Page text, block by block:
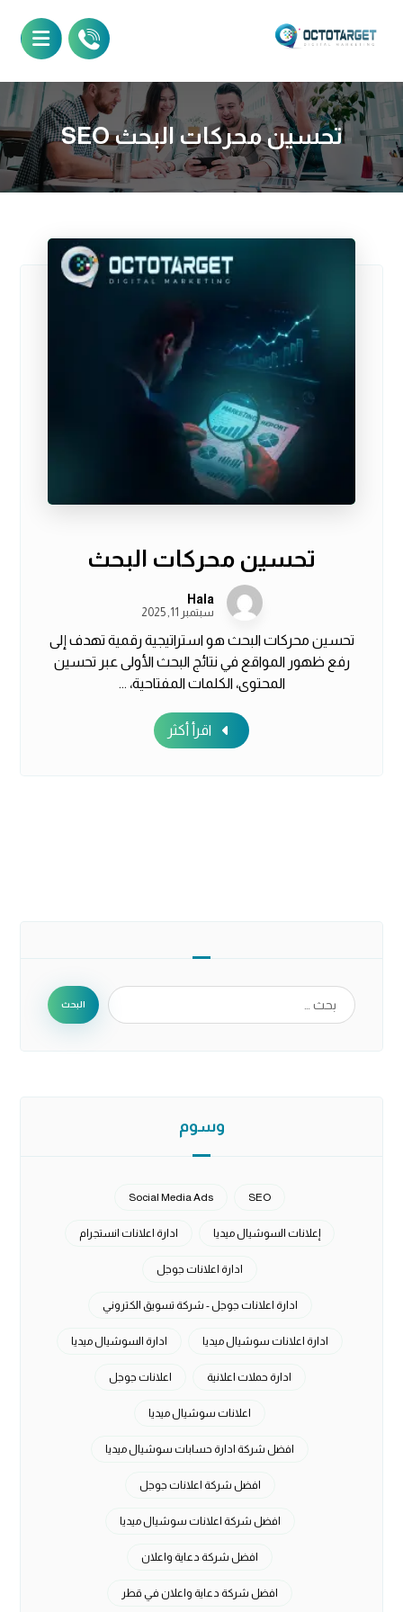
تحسين محركات البحث SEO
تحسين محركات البحث
Hala
سبتمبر 11, 2025
تحسين محركات البحث هو استراتيجية رقمية تهدف إلى
رفع ظهور المواقع في نتائج البحث الأولى عبر تحسين
المحتوى، الكلمات المفتاحية، ...
اقرأ أكثر
البحث
وسوم
SEO
Social Media Ads
إعلانات السوشيال ميديا ادارة اعلانات انستجرام
ادارة اعلانات جوجل
ادارة اعلانات جوجل - شركة تسويق الكتروني
ادارة اعلانات سوشيال ميديا ادارة السوشيال ميديا
ادارة حملات اعلانية اعلانات جوجل
اعلانات سوشيال ميديا
افضل شركة ادارة حسابات سوشيال ميديا
افضل شركة اعلانات جوجل
افضل شركة اعلانات سوشيال ميديا
افضل شركة دعاية واعلان
افضل شركة دعاية واعلان في قطر